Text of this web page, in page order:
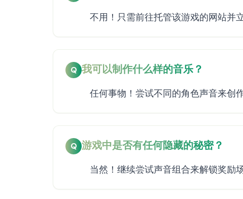
不用！只需前往托管该游戏的网站并
Q 我可以制作什么样的音乐？
任何事物！尝试不同的角色声音来创
Q 游戏中是否有任何隐藏的秘密？
当然！继续尝试声音组合来解锁奖励